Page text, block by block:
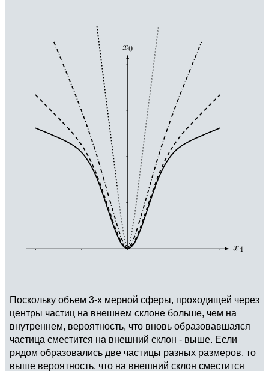
Поскольку объем 3-х мерной сферы, проходящей через
центры частиц на внешнем склоне больше, чем на
внутреннем, вероятность, что вновь образовавшаяся
частица сместится на внешний склон - выше. Если
рядом образовались две частицы разных размеров, то
выше вероятность, что на внешний склон сместится